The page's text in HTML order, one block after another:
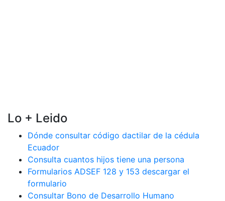
Lo + Leido
Dónde consultar código dactilar de la cédula
Ecuador
Consulta cuantos hijos tiene una persona
Formularios ADSEF 128 y 153 descargar el
formulario
Consultar Bono de Desarrollo Humano